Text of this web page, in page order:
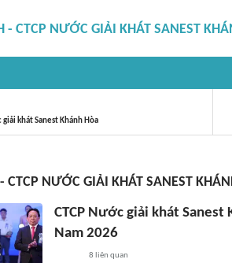
- CTCP NƯỚC GIẢI KHÁT SANEST
giải khát Sanest Khánh Hòa
CTCP NƯỚC GIẢI KHÁT SANEST
CTCP Nước giải khát
Nam 2026
8 liên quan